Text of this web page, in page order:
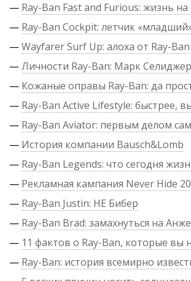
— Ray-Ban Fast and Furious: жизнь на
— Ray-Ban Cockpit: летчик
—Wayfarer Surf Up: алоха от Ray-Ban
—Личности Ray-Ban: Марк Селиджер
— Кожаные оправы Ray-Ban: да
— Ray-Ban Active Lifestyle: быстрее,
— Ray-Ban Aviator: первым делом
— История компании Bausch&Lomb
— Ray-Ban Legends: что сегодня
— Рекламная кампания Never Hide
— Ray-Ban Justin: НЕ Бибер
— Ray-Ban Brad: замахнуться на
— 11 фактов о Ray-Ban, которые вы
— Ray-Ban: история всемирно